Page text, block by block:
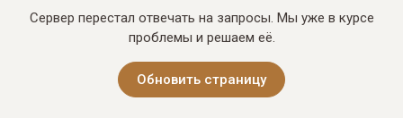
Сервер перестал отвечать на запросы. Мы уже в курсе
проблемы и решаем её.
Обновить страницу